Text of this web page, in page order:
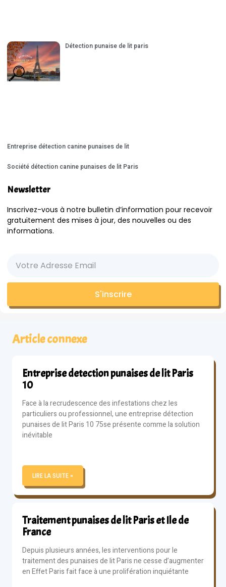
Détection punaise de lit paris
Entreprise détection canine punaises de lit
Société détection canine punaises de lit Paris
Newsletter
Inscrivez-vous à notre bulletin d’information pour recevoir
gratuitement des mises à jour, des nouvelles ou des
informations.
S'inscrire
Article connexe
Entreprise detection punaises de lit Paris
10
Face à la recrudescence des infestations chez les
particuliers ou professionnel, une entreprise détection
punaises de lit Paris 10 75se présente comme la solution
inévitable
LIRE LA SUITE »
Traitement punaises de lit Paris et Ile de
France
Depuis plusieurs années, les interventions pour le
traitement des punaises de lit Paris ne cesse d’augmenter
en Effet Paris fait face à une prolifération inquiétante